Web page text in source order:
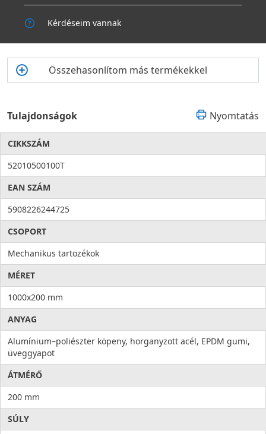
Kérdéseim vannak
Összehasonlítom más termékekkel
Tulajdonságok Nyomtatás
CIKKSZÁM
52010500100T
EAN SZÁM
5908226244725
CSOPORT
Mechanikus tartozékok
MÉRET
1000x200 mm
ANYAG
Alumínium–poliészter köpeny, horganyzott acél, EPDM gumi,
üveggyapot
ÁTMÉRŐ
200 mm
SÚLY